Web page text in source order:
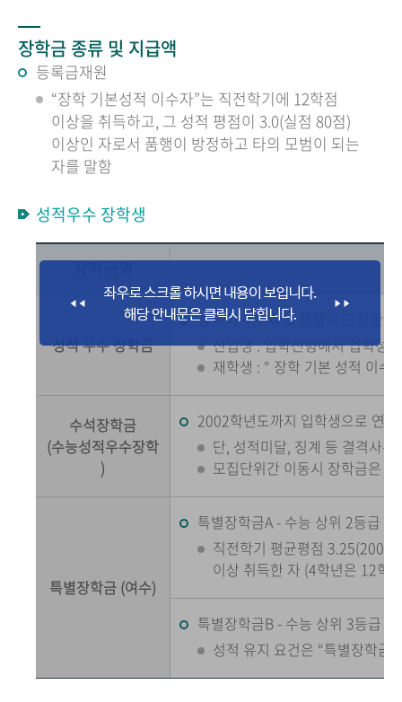
장학금 종류 및 지급액
등록금재원
“장학 기본성적 이수자”는 직전학기에 12학점
이상을 취득하고, 그 성적 평점이 3.0(실점 80점)
이상인 자로서 품행이 방정하고 타의 모범이 되는
자를 말함
성적우수 장학생
장학금명
성적 우수 장학금
성적이 우수하고 품행이 단정한 자
신입생 : 입학전형에서 입학성
재학생 : “ 장학 기본 성적 이수
수석장학금
(수능성적우수장학
)
2002학년도까지 입학생으로 연
단, 성적미달, 징계 등 결격사
모집단위간 이동시 장학금은
특별장학금 (여수)
특별장학금A - 수능 상위 2등급 이
직전학기 평균평점 3.25(2003
이상 취득한 자 (4학년은 12학
특별장학금B - 수능 상위 3등급
성적 유지 요건은 “특별장학금